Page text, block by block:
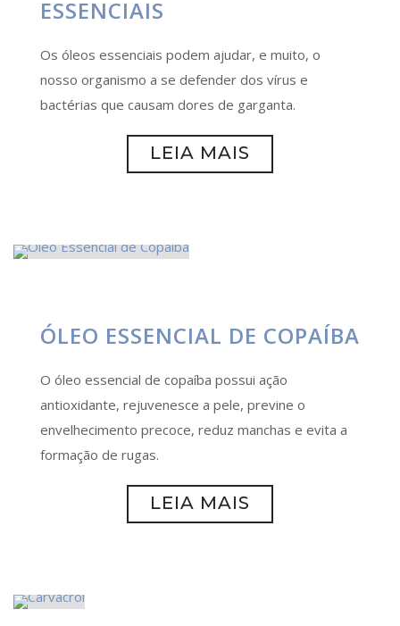
ESSENCIAIS
Os óleos essenciais podem ajudar, e muito, o
nosso organismo a se defender dos vírus e
bactérias que causam dores de garganta.
LEIA MAIS
ÓLEO ESSENCIAL DE COPAÍBA
O óleo essencial de copaíba possui ação
antioxidante, rejuvenesce a pele, previne o
envelhecimento precoce, reduz manchas e evita a
formação de rugas.
LEIA MAIS